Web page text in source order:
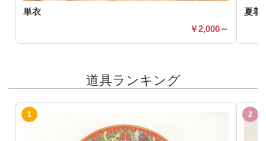
単衣
2,000～
夏着
道具ランキング